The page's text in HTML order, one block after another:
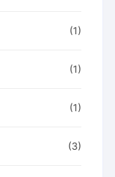
(1)
(1)
(1)
(3)